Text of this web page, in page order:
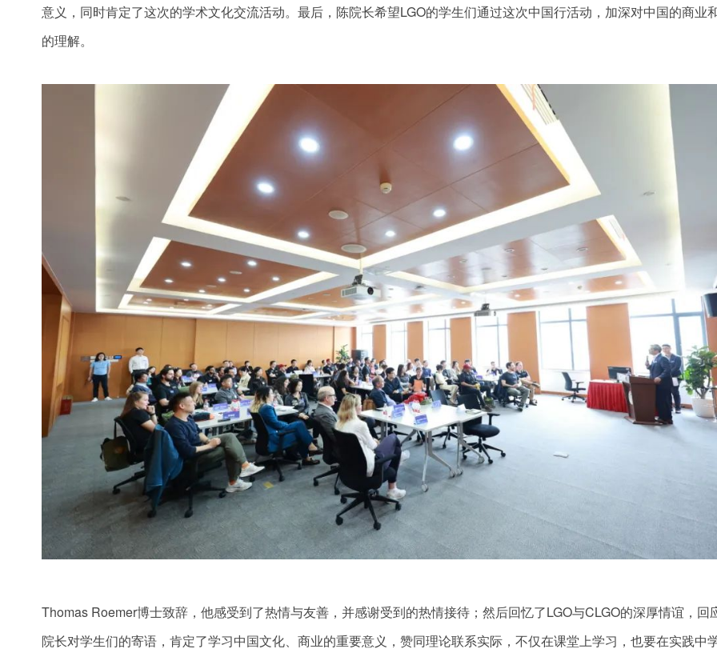
意义，同时肯定了这次的学术文化交流活动。最后，陈院长希望LGO的学生们通过这次中国行活动，加深对中国的商业
的理解。
Thomas Roemer博士致辞，他感受到了热情与友善，并感谢受到的热情接待；然后回忆了LGO与CLGO的深厚情谊，回
院长对学生们的寄语，肯定了学习中国文化、商业的重要意义，赞同理论联系实际，不仅在课堂上学习，也要在实践中